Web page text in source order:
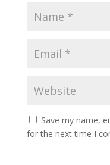
Save my name,
for the next time I